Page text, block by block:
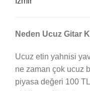
Neden Ucuz Gitar
Ucuz etin yahnisi
ne zaman çok ucuz
piyasa değeri 100